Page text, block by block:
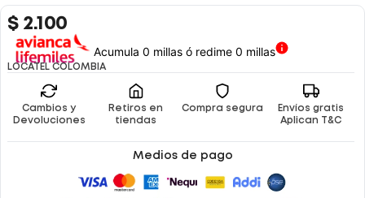
$ 2.100
Acumula 0 millas ó redime 0 millas
LOCATEL COLOMBIA
Cambios y
Devoluciones
Retiros en
tiendas
Compra segura
Envíos gratis
Aplican T&C
Medios de pago